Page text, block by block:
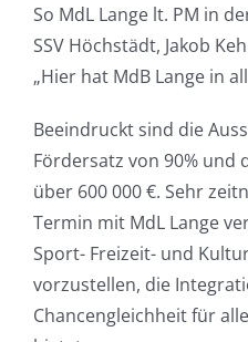
So MdL Lange lt. PM in
SSV Höchstädt, Jakob
„Hier hat MdB Lange in
Beeindruckt sind die
Fördersatz von 90% und
über 600 000 €. Sehr
Termin mit MdL Lange
Sport- Freizeit- und
vorzustellen, die
Chancengleichheit für